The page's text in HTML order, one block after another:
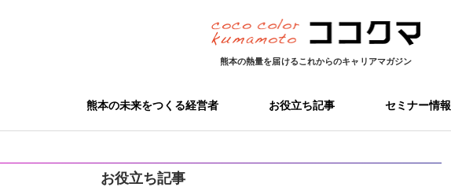
熊本の熱量を届けるこれからのキャリアマガジン
熊本の未来をつくる経営者 お役立ち記事 セミナー情報
お役立ち記事